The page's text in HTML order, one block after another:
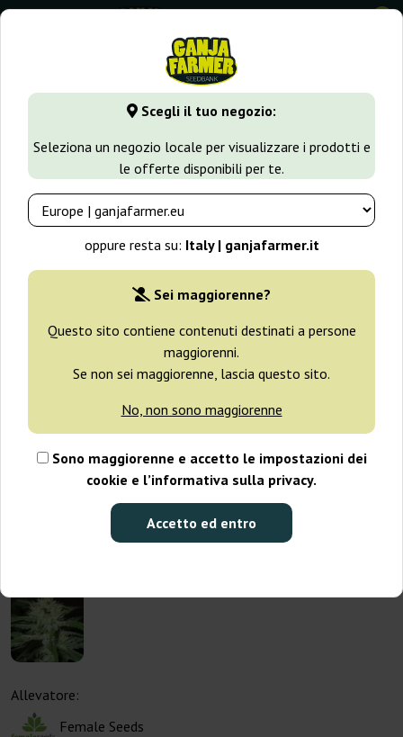
Scegli il tuo negozio:
Seleziona un negozio locale per visualizzare i prodotti e
le offerte disponibili per te.
oppure resta su: Italy | ganjafarmer.it
Sei maggiorenne?
Questo sito contiene contenuti destinati a persone
maggiorenni.
Se non sei maggiorenne, lascia questo sito.
No, non sono maggiorenne
Sono maggiorenne e accetto le impostazioni dei
cookie e l’informativa sulla privacy.
Accetto ed entro
0
GanjaFarmer.it Tipi di Semi Semi di Cannabis Autofiorenti
Allevatore:
Female Seeds